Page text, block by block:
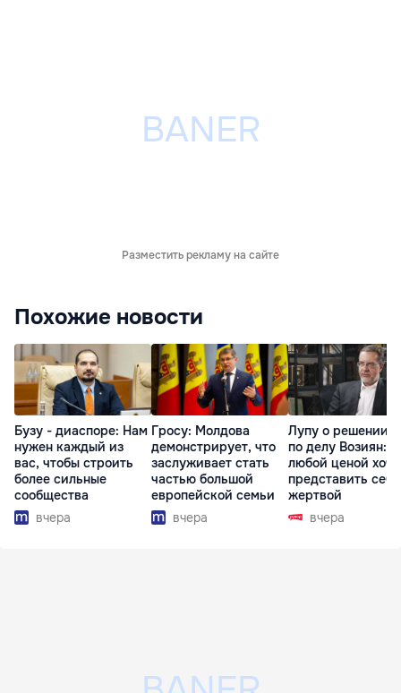
Разместить рекламу на сайте
Похожие новости
Бузу - диаспоре: Нам
нужен каждый из
вас, чтобы строить
более сильные
сообщества
вчера
Гросу: Молдова
демонстрирует, что
заслуживает стать
частью большой
европейской семьи
вчера
Лупу о решении
по делу Возиян:
любой ценой
представить себя
жертвой
вчера